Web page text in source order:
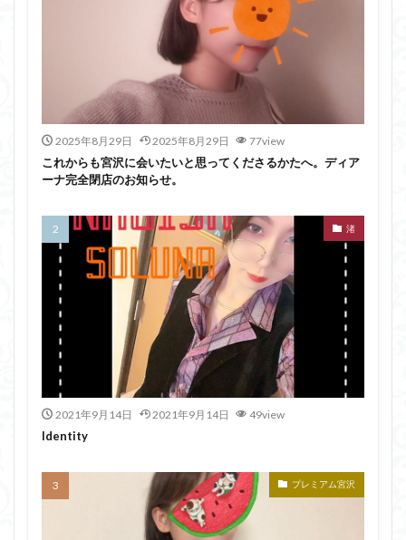
2025年8月29日 2025年8月29日 77view
これからも宮沢に会いたいと思ってくださるかたへ。ディア
ーナ完全閉店のお知らせ。
渚
2021年9月14日 2021年9月14日 49view
Identity
プレミアム宮沢